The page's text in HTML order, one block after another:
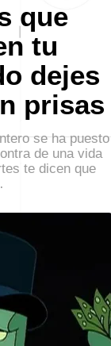
que
tu
dejes
prisas
se ha puesto
de una vida
te dicen que